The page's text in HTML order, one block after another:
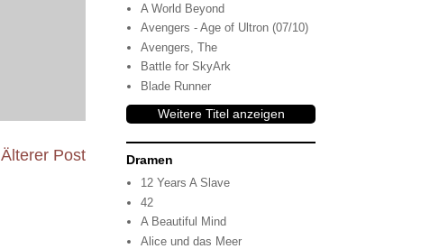
Älterer Post
A World Beyond
Avengers - Age of Ultron (07/10)
Avengers, The
Battle for SkyArk
Blade Runner
Weitere Titel anzeigen
Dramen
12 Years A Slave
42
A Beautiful Mind
Alice und das Meer